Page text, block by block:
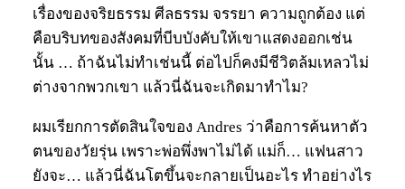
เรื่องของจริยธรรม ศีลธรรม จรรยา ความถูกต้อง แต่
คือบริบทของสังคมที่บีบบังคับให้เขาแสดงออกเช่น
นั้น … ถ้าฉันไม่ทำเช่นนี้ ต่อไปก็คงมีชีวิตล้มเหลวไม่
ต่างจากพวกเขา แล้วนี่ฉันจะเกิดมาทำไม?
ผมเรียกการตัดสินใจของ Andres ว่าคือการค้นหาตัว
ตนของวัยรุ่น เพราะพ่อพึ่งพาไม่ได้ แม่ก็… แฟนสาว
ยังจะ… แล้วนี่ฉันโตขึ้นจะกลายเป็นอะไร ทำอย่างไร